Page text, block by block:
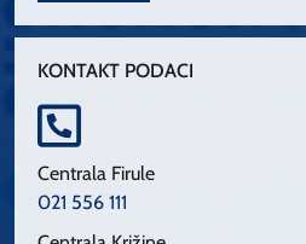
KONTAKT PODACI
Centrala Firule
021 556 111